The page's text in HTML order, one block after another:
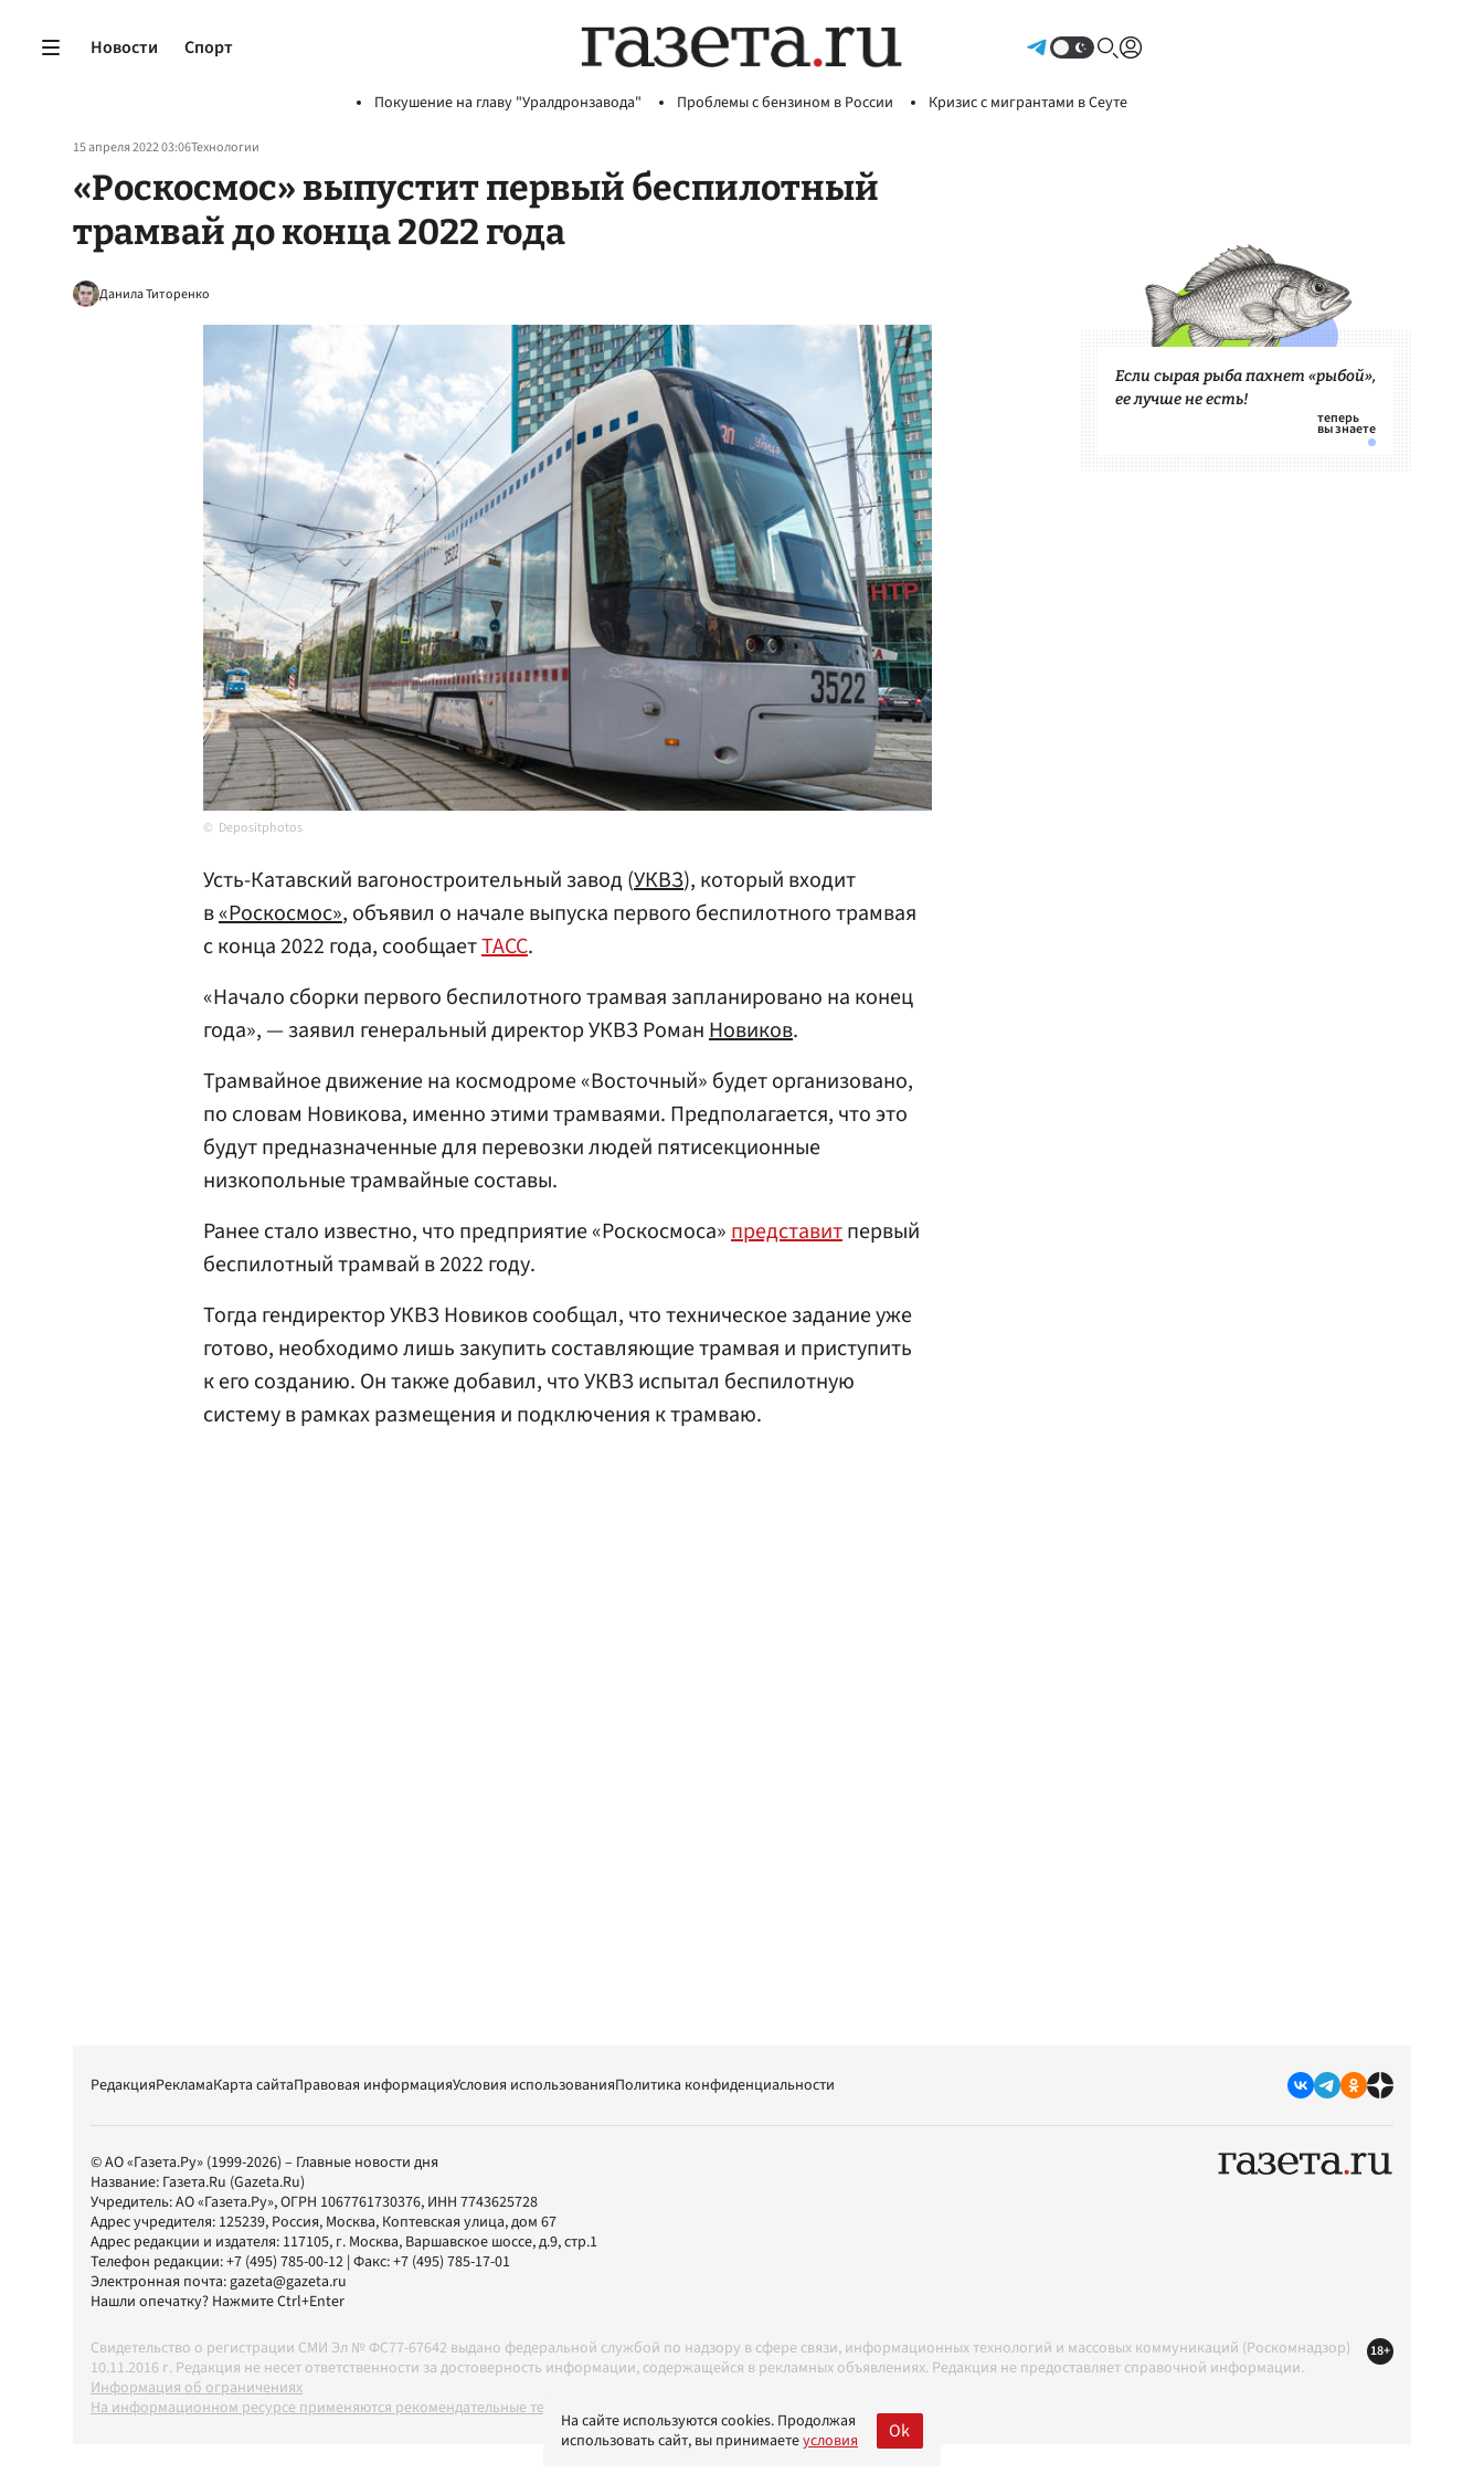
Новости Спорт
Покушение на главу "Уралдронзавода" Проблемы с бензином в России Кризис с мигрантами в Сеуте
15 апреля 2022 03:06Технологии
«Роскосмос» выпустит первый беспилотный
трамвай до конца 2022 года
Данила Титоренко
Depositphotos
Усть-Катавский вагоностроительный завод (УКВЗ), который входит
в«Роскосмос», объявил о начале выпуска первого беспилотного трамвая
с конца 2022 года, сообщаетТАСС.
«Начало сборки первого беспилотного трамвая запланировано на конец
года», — заявил генеральный директор УКВЗ РоманНовиков.
Трамвайное движение на космодроме «Восточный» будет организовано,
по словам Новикова, именно этими трамваями. Предполагается, что это
будут предназначенные для перевозки людей пятисекционные
низкопольные трамвайные составы.
Ранее стало известно, что предприятие «Роскосмоса»представитпервый
беспилотный трамвай в 2022 году.
Тогда гендиректор УКВЗ Новиков сообщал, что техническое задание уже
готово, необходимо лишь закупить составляющие трамвая и приступить
к его созданию. Он также добавил, что УКВЗ испытал беспилотную
систему в рамках размещения и подключения к трамваю.
Если сырая рыба пахнет «рыбой»,
ее лучше не есть!
РедакцияРекламаКарта сайтаПравовая информацияУсловия использованияПолитика конфиденциальности
© АО «Газета.Ру» (1999-2026) – Главные новости дня
Название: Газета.Ru (Gazeta.Ru)
Учредитель:АО «Газета.Ру», ОГРН 1067761730376, ИНН 7743625728
Адрес учредителя: 125239, Россия, Москва, Коптевская улица, дом 67
Адрес редакции и издателя: 117105, г. Москва, Варшавское шоссе, д.9, стр.1
Телефон редакции:+7 (495) 785-00-12 | Факс:+7 (495) 785-17-01
Электронная почта:gazeta@gazeta.ru
Нашли опечатку? Нажмите Ctrl+Enter
Свидетельство о регистрации СМИ Эл № ФС77-67642 выдано федеральной службой по надзору в сфере связи, информационных технологий и массовых коммуникаций (Роскомнадзор)
10.11.2016 г. Редакция не несет ответственности за достоверность информации, содержащейся в рекламных объявлениях. Редакция не предоставляет справочной информации.
Информация об ограничениях
На информационном ресурсе применяются рекомендательные технологии в соответствии с Правилами
18+
На сайте используются cookies. Продолжая
использовать сайт, вы принимаетеусловия Ok